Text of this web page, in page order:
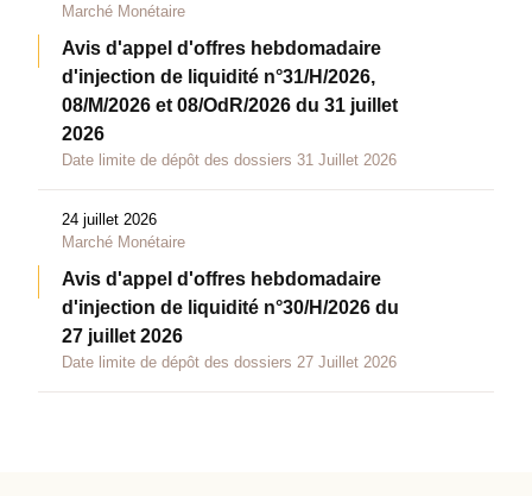
Marché Monétaire
Avis d'appel d'offres hebdomadaire
d'injection de liquidité n°31/H/2026,
08/M/2026 et 08/OdR/2026 du 31 juillet
2026
Date limite de dépôt des dossiers 31 Juillet 2026
24 juillet 2026
Marché Monétaire
Avis d'appel d'offres hebdomadaire
d'injection de liquidité n°30/H/2026 du
27 juillet 2026
Date limite de dépôt des dossiers 27 Juillet 2026